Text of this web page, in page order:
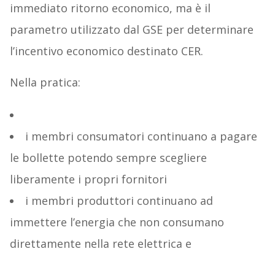
immediato ritorno economico, ma è il
parametro utilizzato dal GSE per determinare
l’incentivo economico destinato CER.
Nella pratica:
i membri consumatori continuano a pagare
le bollette potendo sempre scegliere
liberamente i propri fornitori
i membri produttori continuano ad
immettere l’energia che non consumano
direttamente nella rete elettrica e